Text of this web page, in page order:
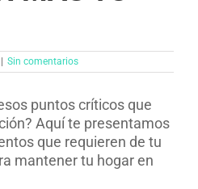
Sin comentarios
puntos críticos que
Aquí te presentamos
que requieren de tu
mantener tu hogar en